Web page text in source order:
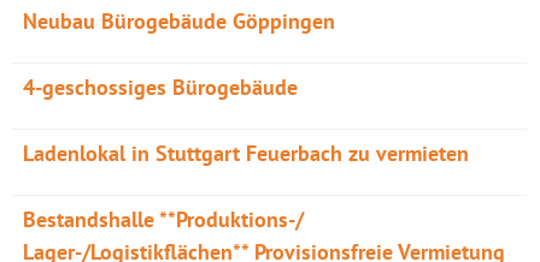
Neubau Bürogebäude Göppingen
4-geschossiges Bürogebäude
Ladenlokal in Stuttgart Feuerbach zu vermieten
Bestandshalle **Produktions-/
Lager-/Logistikflächen** Provisionsfreie Vermietung